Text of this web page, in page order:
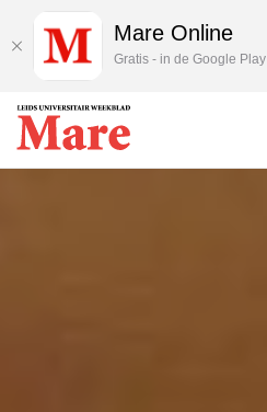
Mare Online
Gratis - in de Google Play